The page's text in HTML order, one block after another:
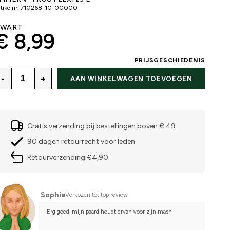
710268-10-00000
8,99
PRIJSGESCHIEDENIS
- + AAN WINKELWAGEN TOEVOEGEN
Gratis verzending bij bestellingen boven € 49
90 dagen retourrecht voor leden
Retourverzending €4,90
SophiaVerkozen tot top review
Erg goed, mijn paard houdt ervan voor zijn mash